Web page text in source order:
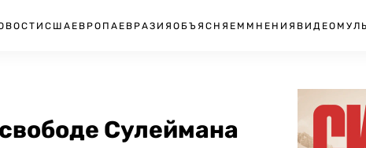
США ЕВРОПА ЕВРАЗИЯ ОБЪЯСНЯЕМ МНЕНИЯ ВИДЕО
Сулеймана